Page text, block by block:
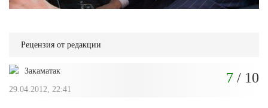
Рецензия от редакции
Закаматак
29.04.2012, 22:41
7 / 10